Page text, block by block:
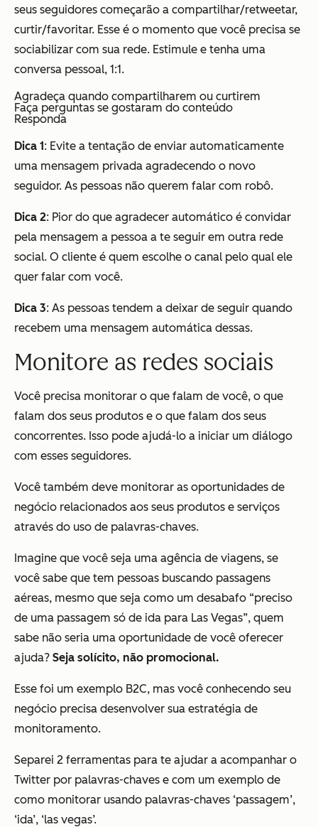
seus seguidores começarão a compartilhar/retweetar,
curtir/favoritar. Esse é o momento que você precisa se
sociabilizar com sua rede. Estimule e tenha uma
conversa pessoal, 1:1.
Agradeça quando compartilharem ou curtirem
Faça perguntas se gostaram do conteúdo
Responda
Dica 1: Evite a tentação de enviar automaticamente
uma mensagem privada agradecendo o novo
seguidor. As pessoas não querem falar com robô.
Dica 2: Pior do que agradecer automático é convidar
pela mensagem a pessoa a te seguir em outra rede
social. O cliente é quem escolhe o canal pelo qual ele
quer falar com você.
Dica 3: As pessoas tendem a deixar de seguir quando
recebem uma mensagem automática dessas.
Monitore as redes sociais
Você precisa monitorar o que falam de você, o que
falam dos seus produtos e o que falam dos seus
concorrentes. Isso pode ajudá-lo a iniciar um diálogo
com esses seguidores.
Você também deve monitorar as oportunidades de
negócio relacionados aos seus produtos e serviços
através do uso de palavras-chaves.
Imagine que você seja uma agência de viagens, se
você sabe que tem pessoas buscando passagens
aéreas, mesmo que seja como um desabafo “preciso
de uma passagem só de ida para Las Vegas”, quem
sabe não seria uma oportunidade de você oferecer
ajuda? Seja solícito, não promocional.
Esse foi um exemplo B2C, mas você conhecendo seu
negócio precisa desenvolver sua estratégia de
monitoramento.
Separei 2 ferramentas para te ajudar a acompanhar o
Twitter por palavras-chaves e com um exemplo de
como monitorar usando palavras-chaves ‘passagem’,
‘ida’, ‘las vegas’.